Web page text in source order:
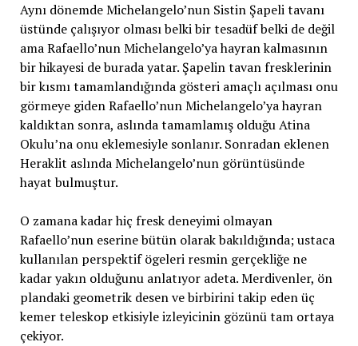
Aynı dönemde Michelangelo’nun Sistin Şapeli tavanı
üstünde çalışıyor olması belki bir tesadüf belki de değil
ama Rafaello’nun Michelangelo’ya hayran kalmasının
bir hikayesi de burada yatar. Şapelin tavan fresklerinin
bir kısmı tamamlandığında gösteri amaçlı açılması onu
görmeye giden Rafaello’nun Michelangelo’ya hayran
kaldıktan sonra, aslında tamamlamış olduğu Atina
Okulu’na onu eklemesiyle sonlanır. Sonradan eklenen
Heraklit aslında Michelangelo’nun görüntüsünde
hayat bulmuştur.
O zamana kadar hiç fresk deneyimi olmayan
Rafaello’nun eserine bütün olarak bakıldığında; ustaca
kullanılan perspektif ögeleri resmin gerçekliğe ne
kadar yakın olduğunu anlatıyor adeta. Merdivenler, ön
plandaki geometrik desen ve birbirini takip eden üç
kemer teleskop etkisiyle izleyicinin gözünü tam ortaya
çekiyor.